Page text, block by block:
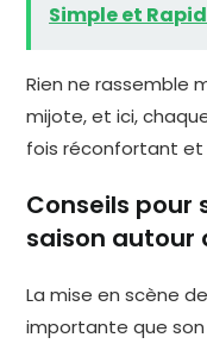
Simple et
Rien ne rassemble
mijote, et ici,
fois réconfortant et
Conseils pour
saison autour
La mise en scène
importante que